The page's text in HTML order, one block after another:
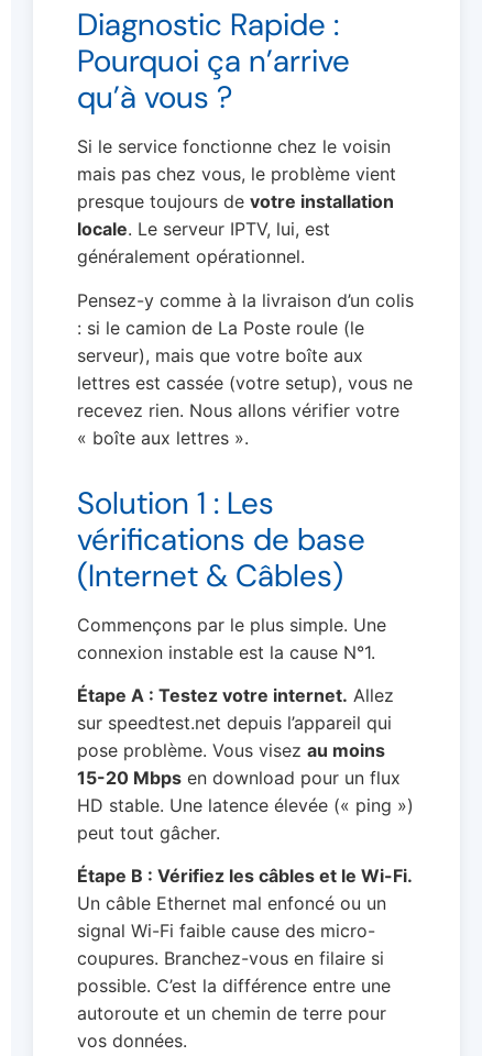
Diagnostic Rapide :
Pourquoi ça n’arrive
qu’à vous ?
Si le service fonctionne chez le voisin
mais pas chez vous, le problème vient
presque toujours de votre installation
locale. Le serveur IPTV, lui, est
généralement opérationnel.
Pensez-y comme à la livraison d’un colis
: si le camion de La Poste roule (le
serveur), mais que votre boîte aux
lettres est cassée (votre setup), vous ne
recevez rien. Nous allons vérifier votre
« boîte aux lettres ».
Solution 1 : Les
vérifications de base
(Internet & Câbles)
Commençons par le plus simple. Une
connexion instable est la cause N°1.
Étape A : Testez votre internet. Allez
sur speedtest.net depuis l’appareil qui
pose problème. Vous visez au moins
15-20 Mbps en download pour un flux
HD stable. Une latence élevée (« ping »)
peut tout gâcher.
Étape B : Vérifiez les câbles et le Wi-Fi.
Un câble Ethernet mal enfoncé ou un
signal Wi-Fi faible cause des micro-
coupures. Branchez-vous en filaire si
possible. C’est la différence entre une
autoroute et un chemin de terre pour
vos données.